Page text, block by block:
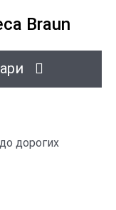
Braun
дорогих